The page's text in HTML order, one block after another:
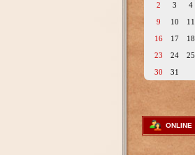
2
3 4
9
10 11
16
17 18
23
24 25
30
31
ONLINE